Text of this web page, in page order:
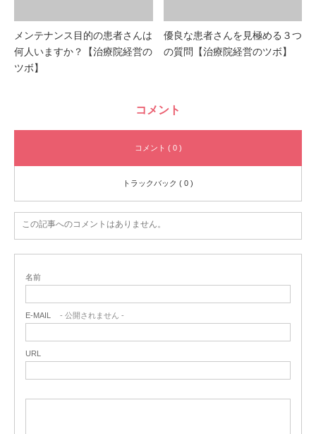
メンテナンス目的の患者さんは
何人いますか？【治療院経営の
ツボ】
優良な患者さんを見極める３つ
の質問【治療院経営のツボ】
コメント
コメント ( 0 )
トラックバック ( 0 )
この記事へのコメントはありません。
名前
E-MAIL - 公開されません -
URL